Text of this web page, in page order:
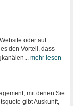
oder auf
den Vorteil, dass
mehr lesen
mit denen Sie
gibt Auskunft,